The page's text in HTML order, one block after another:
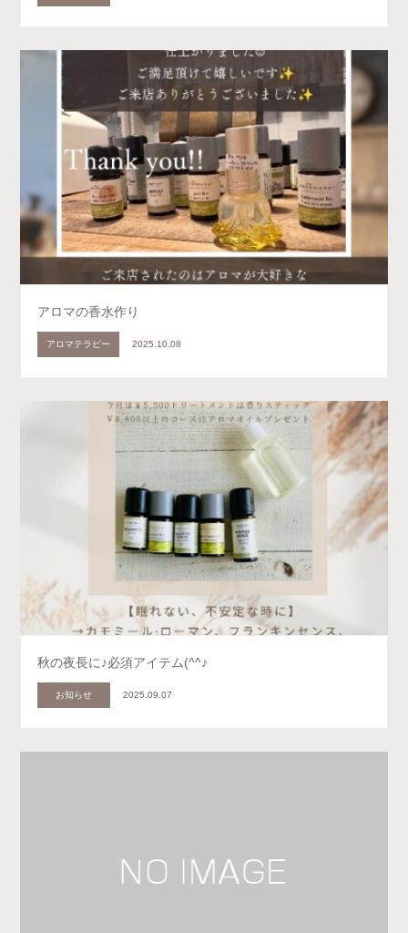
アロマの香水作り
アロマテラピー 2025.10.08
秋の夜長に♪必須アイテム(^^♪
お知らせ 2025.09.07